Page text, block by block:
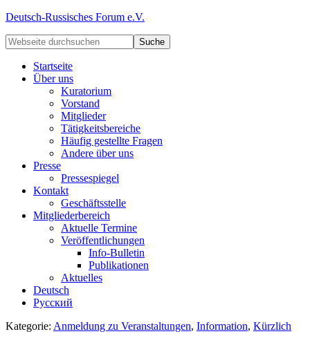
Deutsch-Russisches Forum e.V.
Startseite
Über uns
Kuratorium
Vorstand
Mitglieder
Tätigkeitsbereiche
Häufig gestellte Fragen
Andere über uns
Presse
Pressespiegel
Kontakt
Geschäftsstelle
Mitgliederbereich
Aktuelle Termine
Veröffentlichungen
Info-Bulletin
Publikationen
Aktuelles
Deutsch
Русский
Kategorie: Anmeldung zu Veranstaltungen, Information, Kürzlich